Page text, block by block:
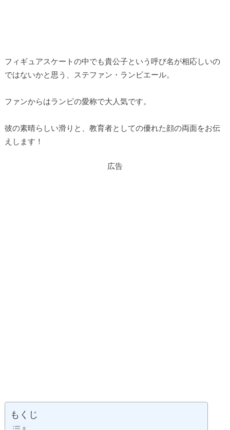
フィギュアスケートの中でも貴公子という呼び名が相応しいの
ではないかと思う、ステファン・ランビエール。
ファンからはランビの愛称で大人気です。
彼の素晴らしい滑りと、教育者としての優れた顔の両面をお伝
えします！
広告
もくじ